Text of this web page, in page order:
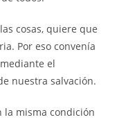
cosas, quiere que
Por eso convenía
el
nuestra salvación.
la misma condición